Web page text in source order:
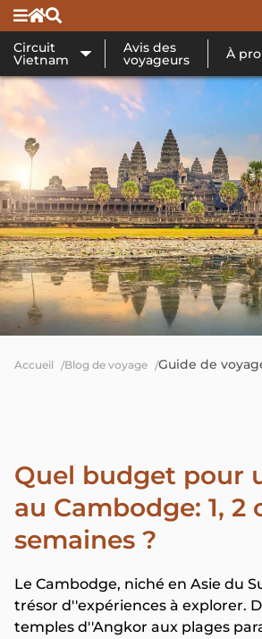
Circuit
Vietnam
Avis des
voyageurs À
Accueil Blog de voyage Guide de
Quel budget pour
au Cambodge: 1, 2
semaines ?
Le Cambodge, niché en Asie du
trésor d''expériences à explorer.
temples d''Angkor aux plages